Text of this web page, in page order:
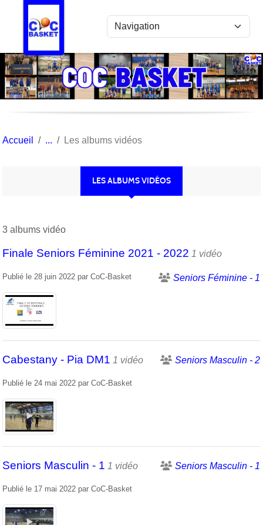
Accueil Les albums vidéos
LES ALBUMS VIDÉOS
3 albums vidéo
Finale Seniors Féminine 2021 - 2022 1 vidéo
Seniors Féminine - 1
Publié le 28 juin 2022 par CoC-Basket
Cabestany - Pia DM1 1 vidéo Seniors Masculin - 2
Publié le 24 mai 2022 par CoC-Basket
Seniors Masculin - 1 1 vidéo Seniors Masculin - 1
Publié le 17 mai 2022 par CoC-Basket
Panneau de gestion des cookies